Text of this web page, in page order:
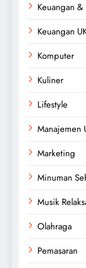
Keuangan &
Keuangan
Komputer
Kuliner
Lifestyle
Manajemen
Marketing
Minuman
Musik
Olahraga
Pemasaran